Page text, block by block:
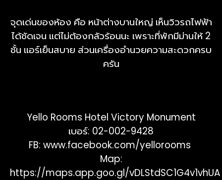
จุดเด่นของห้อง คือ หน้าต่างบานใหญ่ เห็นวิวรถไฟฟ้า
ได้ชัดเจน แต่ไม่ต้องกลัวร้อนนะ เพราะที่พักมีม่านให้ 2
ชั้น แอร์เย็นสบาย ส่วนเครื่องอำนวยความสะดวกครบ
ครัน
Yello Rooms Hotel Victory Monument
เบอร์: 02-002-9428
FB: www.facebook.com/yellorooms
Map:
https://maps.app.goo.gl/vDLStdSC1G4v1vhUA